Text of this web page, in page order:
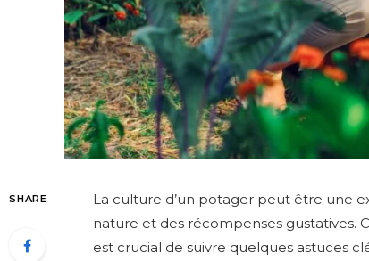
SHARE
La culture d’un potager peut être une
nature et des récompenses gustatives.
est crucial de suivre quelques astuces